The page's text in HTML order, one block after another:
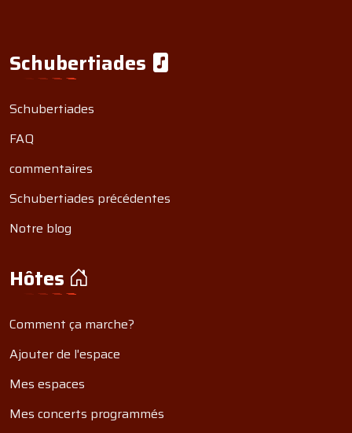
Schubertiades
Schubertiades
FAQ
commentaires
Schubertiades précédentes
Notre blog
Hôtes
Comment ça marche?
Ajouter de l'espace
Mes espaces
Mes concerts programmés